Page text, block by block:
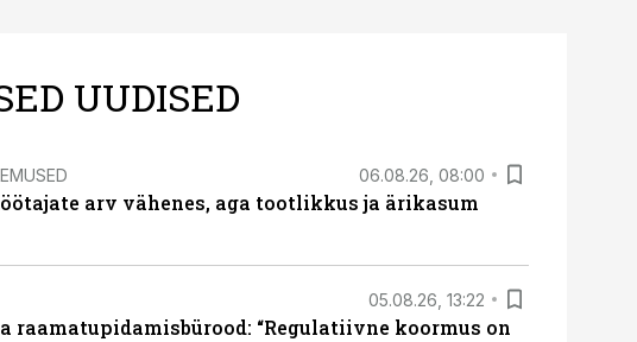
UUDISED
06.08.26, 08:00
arv vähenes, aga tootlikkus ja ärikasum
05.08.26, 13:22
raamatupidamisbürood: “Regulatiivne koormus on